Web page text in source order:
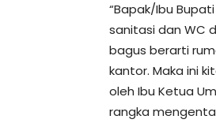
“Bapak/Ibu
sanitasi dan WC
bagus berarti
kantor. Maka ini
oleh Ibu Ketua
rangka